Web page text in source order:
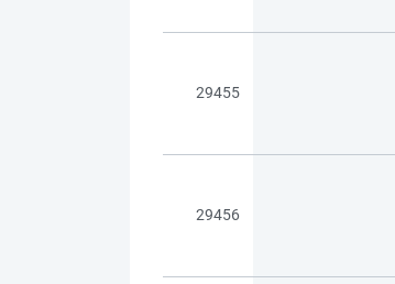
29455
29456